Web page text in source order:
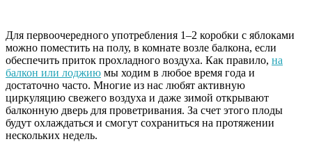
Для первоочередного употребления 1–2 коробки с яблоками
можно поместить на полу, в комнате возле балкона, если
обеспечить приток прохладного воздуха. Как правило, на
балкон или лоджию мы ходим в любое время года и
достаточно часто. Многие из нас любят активную
циркуляцию свежего воздуха и даже зимой открывают
балконную дверь для проветривания. За счет этого плоды
будут охлаждаться и смогут сохраниться на протяжении
нескольких недель.